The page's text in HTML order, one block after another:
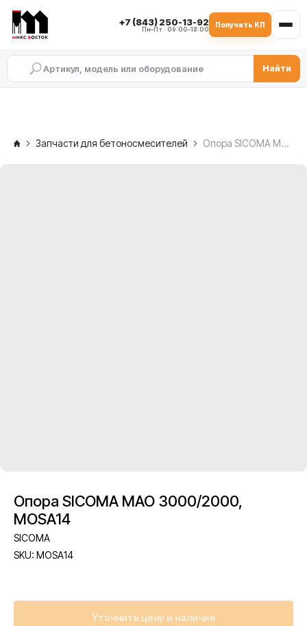
+7 (843) 250-13-92
Пн–Пт · 09:00–18:00
Получить КП
Найти
Запчасти для бетоносмесителей Опора SICOMA MAO 3000/2000, MOSA14
Опора SICOMA MAO 3000/2000,
MOSA14
SICOMA
SKU: MOSA14
Уточнить цену и наличие